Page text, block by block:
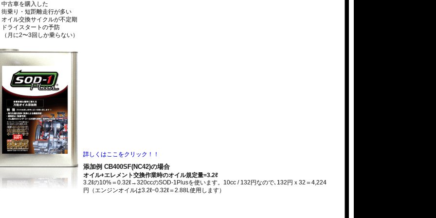
中古車を購入した
街乗り・短距離走行が多い
オイル交換サイクルが不定期
ドライスタートの予防
（月に2〜3回しか乗らない）
詳しくはここをクリック！！
添加例 CB400SF(NC42)の場合
オイル+エレメント交換作業時のオイル規定量=3.2ℓ
3.2ℓの10%＝0.32ℓ→320ccのSOD-1Plusを使います。10cc / 132円なので､132円ｘ32＝4,224
円（エンジンオイルは3.2ℓ−0.32ℓ＝2.88L使用します）